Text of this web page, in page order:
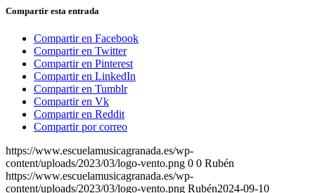
Compartir esta entrada
Compartir en Facebook
Compartir en Twitter
Compartir en Pinterest
Compartir en LinkedIn
Compartir en Tumblr
Compartir en Vk
Compartir en Reddit
Compartir por correo
https://www.escuelamusicagranada.es/wp-
content/uploads/2023/03/logo-vento.png 0 0 Rubén
https://www.escuelamusicagranada.es/wp-
content/uploads/2023/03/logo-vento.png Rubén2024-09-10